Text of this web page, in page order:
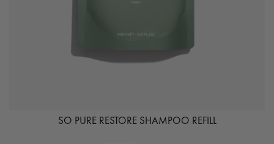
SO PURE RESTORE SHAMPOO REFILL